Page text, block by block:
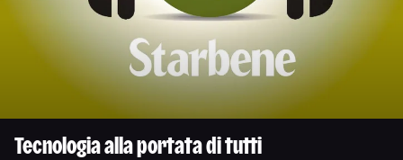
Tecnologia alla portata di tutti